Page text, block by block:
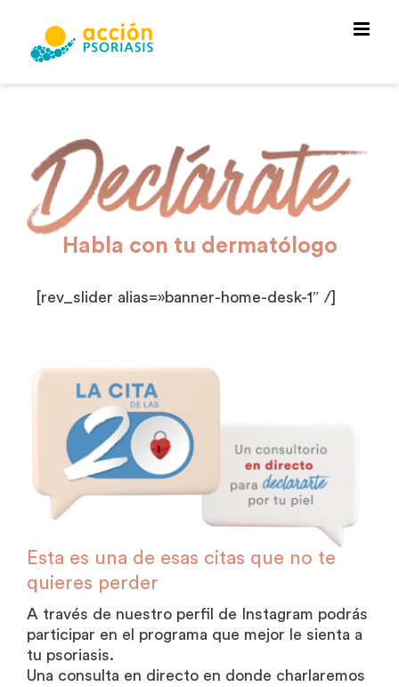
contenido
Habla con tu dermatólogo
[rev_slider alias=»banner-home-desk-1″ /]
Esta es una de esas citas que no te
quieres perder
A través de nuestro perfil de Instagram podrás
participar en el programa que mejor le sienta a
tu psoriasis.
Una consulta en directo en donde charlaremos